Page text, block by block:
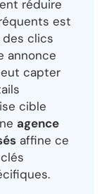
réduire
est
clics
annonce
capter
cible
agence
affine ce